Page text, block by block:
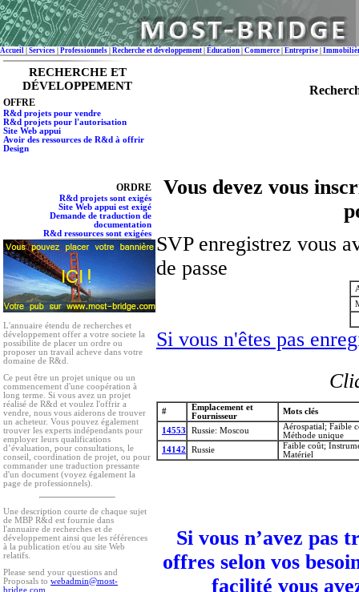
Accueil Services Professionnels Recherche et développement Éducation Commerce Entreprise
RECHERCHE ET
DÉVELOPPEMENT
OFFRE
R&d projets pour vendre
R&d projets pour l'autorisation
Site Web appui
Avoir des ressources de R&d à offrir
Design
ORDRE
R&d projets sont exigés
Site Web appui est exigé
Demande de traduction de
documentation
R&d ressources sont exigées
L'annuaire étendu de recherches et
développement offer a votre societe la
possibilite de placer un ordre ou
proposer un travail acheve dans votre
domaine de R&d.
Ce peut être un projet unique ou un
commencement d'une coopération à
long terme. Si vous avez un projet
réalisé de R&d et voulez l'offrir a
vendre, nous vous aiderons de trouver
un acheteur. Vous pouvez également
trouver les experts indépendants pour
employer leurs qualifications
d’évaluation, pour consultations, le
conseil, coordination de projet, ou pour
commander une traduction pressante
d'un document (voyez également la
page de professionnels).
Une description courte de chaque sujet
de MBP R&d est fournie dans
l'annuaire de recherches et de
développement ainsi que les références
à la publication et/ou au site Web
relatifs.
Please send your questions and
Proposals to webadmin@most-
bridge.com
Vous devez vous
SVP enregistrez vous
de passe
Si vous n'êtes pas
#
Emplacement et
Fournisseur
Mots clés
14553 Russie: Moscou
Aérospatial; Faible
Méthode unique
14142
Russie
Faible coût;
Matériel
Si vous n’avez pas
offres selon vos
facilité vous